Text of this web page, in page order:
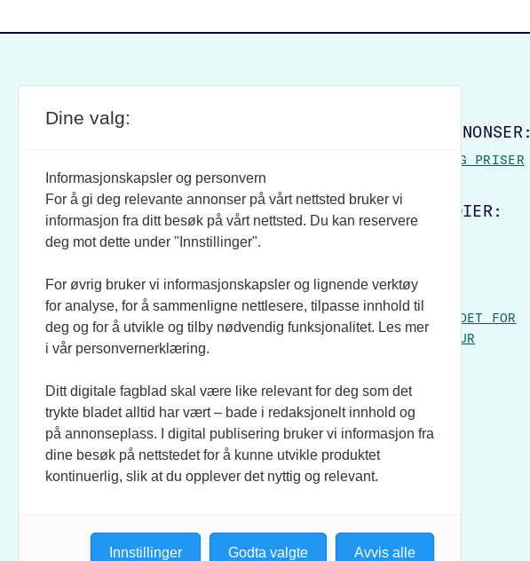
SITE FOOTERANSVARLIG REDAKTØR:
JOURNALISTER:
EVEN FINSRUD
BIDRAGSYTERE:
MAREN DUAAS, RONJA
SAGSTUEN LARSEN, KNUT
LØVÅS, ANLOV PETER
SKAANSAR, EINAR STRAY,
TELLEF ØGRIM.
STILLINGSANNONSER:
STILLINGSANNONSER:
INFORMASJON OG PRISER
SOSIALE MEDIER:
UTGIVER:
CREO – FORBUNDET FOR
KUNST OG KULTUR
Dine valg:
Informasjonskapsler og personvern
For å gi deg relevante annonser på vårt nettsted bruker vi
informasjon fra ditt besøk på vårt nettsted. Du kan reservere
deg mot dette under "Innstillinger".
For øvrig bruker vi informasjonskapsler og lignende verktøy
for analyse, for å sammenligne nettlesere, tilpasse innhold til
deg og for å utvikle og tilby nødvendig funksjonalitet. Les mer
i vår personvernerklæring.
Ditt digitale fagblad skal være like relevant for deg som det
trykte bladet alltid har vært – bade i redaksjonelt innhold og
på annonseplass. I digital publisering bruker vi informasjon fra
dine besøk på nettstedet for å kunne utvikle produktet
kontinuerlig, slik at du opplever det nyttig og relevant.
Avvis alle
Godta valgte
Innstillinger